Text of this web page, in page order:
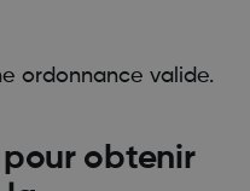
ordonnance valide.
obtenir